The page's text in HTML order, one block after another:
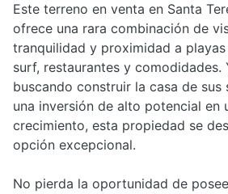
Este terreno en venta en Santa
ofrece una rara combinación de
tranquilidad y proximidad a
surf, restaurantes y comodidades.
buscando construir la casa de sus
una inversión de alto potencial en
crecimiento, esta propiedad se
opción excepcional.
No pierda la oportunidad de